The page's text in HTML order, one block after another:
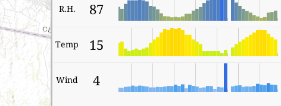
R.H. 87
Temp 15
Wind 4